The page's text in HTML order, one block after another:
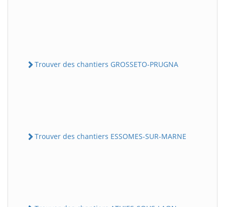
Trouver des chantiers GROSSETO-PRUGNA
Trouver des chantiers ESSOMES-SUR-MARNE